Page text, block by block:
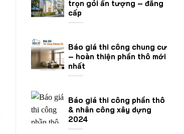
trọn gói ấn tượng – đẳng
cấp
Báo giá thi công chung cư
– hoàn thiện phần thô mới
nhất
Báo giá thi công phần thô
& nhân công xây dựng
2024